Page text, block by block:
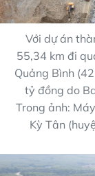
Với dự án
55,34 km đi
Quảng Bình
tỷ đồng do
Trong ảnh:
Kỳ Tân